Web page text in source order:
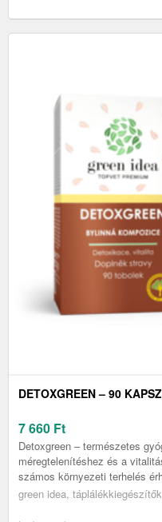
DETOXGREEN – 90
7 660 Ft
Detoxgreen – természetes
méregtelenítéshez és a
számos környezeti terhelés
green idea, táplálékkiegészítők